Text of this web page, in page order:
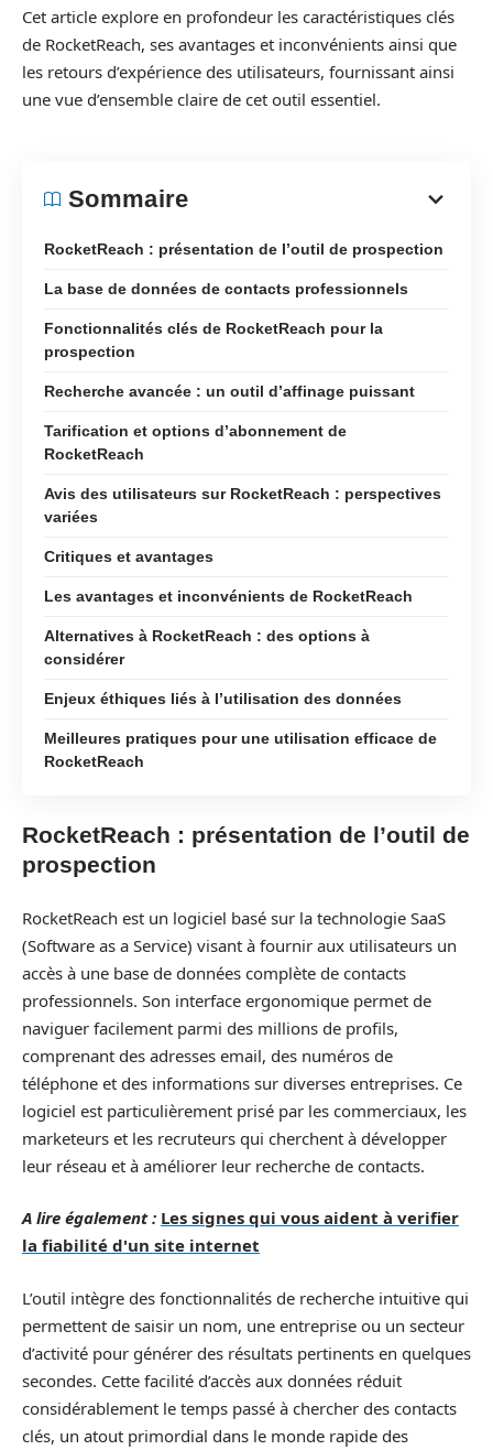
Cet article explore en profondeur les caractéristiques clés
de RocketReach, ses avantages et inconvénients ainsi que
les retours d’expérience des utilisateurs, fournissant ainsi
une vue d’ensemble claire de cet outil essentiel.
Sommaire
RocketReach : présentation de l’outil de prospection
La base de données de contacts professionnels
Fonctionnalités clés de RocketReach pour la
prospection
Recherche avancée : un outil d’affinage puissant
Tarification et options d’abonnement de
RocketReach
Avis des utilisateurs sur RocketReach : perspectives
variées
Critiques et avantages
Les avantages et inconvénients de RocketReach
Alternatives à RocketReach : des options à
considérer
Enjeux éthiques liés à l’utilisation des données
Meilleures pratiques pour une utilisation efficace de
RocketReach
RocketReach : présentation de l’outil de
prospection
RocketReach est un logiciel basé sur la technologie SaaS
(Software as a Service) visant à fournir aux utilisateurs un
accès à une base de données complète de contacts
professionnels. Son interface ergonomique permet de
naviguer facilement parmi des millions de profils,
comprenant des adresses email, des numéros de
téléphone et des informations sur diverses entreprises. Ce
logiciel est particulièrement prisé par les commerciaux, les
marketeurs et les recruteurs qui cherchent à développer
leur réseau et à améliorer leur recherche de contacts.
A lire également : Les signes qui vous aident à verifier
la fiabilité d'un site internet
L’outil intègre des fonctionnalités de recherche intuitive qui
permettent de saisir un nom, une entreprise ou un secteur
d’activité pour générer des résultats pertinents en quelques
secondes. Cette facilité d’accès aux données réduit
considérablement le temps passé à chercher des contacts
clés, un atout primordial dans le monde rapide des